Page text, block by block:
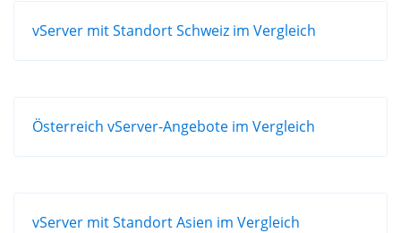
vServer mit Standort Schweiz im Vergleich
Österreich vServer-Angebote im Vergleich
vServer mit Standort Asien im Vergleich